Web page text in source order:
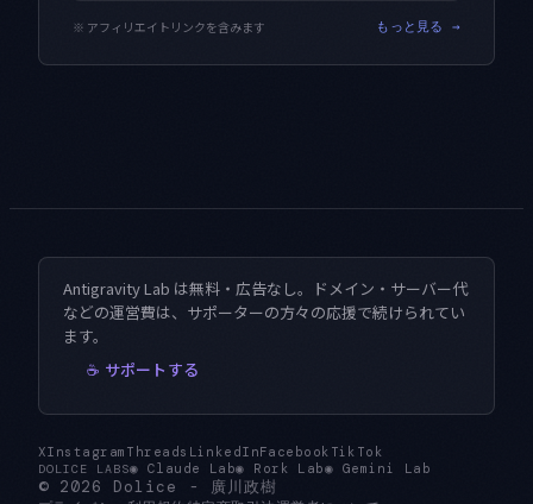
※ アフィリエイトリンクを含みます もっと見る →
Antigravity Lab は無料・広告なし。ドメイン・サーバー代
などの運営費は、サポーターの方々の応援で続けられてい
ます。
☕ サポートする
© 2026 Dolice - 廣川政樹
XInstagram Threads LinkedInFacebook TikTok
DOLICE LABS◉ Claude Lab◉ Rork Lab◉ Gemini Lab